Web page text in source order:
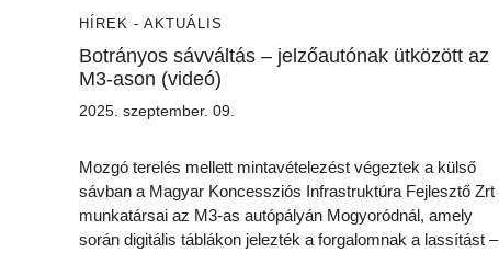
HÍREK - AKTUÁLIS
Botrányos sávváltás – jelzőautónak ütközött az
M3-ason (videó)
2025. szeptember. 09.
Mozgó terelés mellett mintavételezést végeztek a külső
sávban a Magyar Koncessziós Infrastruktúra Fejlesztő Zrt
munkatársai az M3-as autópályán Mogyoródnál, amely
során digitális táblákon jelezték a forgalomnak a lassítást –